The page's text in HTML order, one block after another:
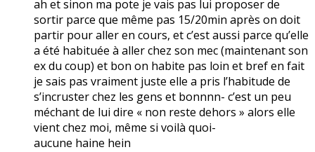
ah et sinon ma pote je vais pas lui proposer de
sortir parce que même pas 15/20min après on doit
partir pour aller en cours, et c’est aussi parce qu’elle
a été habituée à aller chez son mec (maintenant son
ex du coup) et bon on habite pas loin et bref en fait
je sais pas vraiment juste elle a pris l’habitude de
s’incruster chez les gens et bonnnn- c’est un peu
méchant de lui dire « non reste dehors » alors elle
vient chez moi, même si voilà quoi-
aucune haine hein